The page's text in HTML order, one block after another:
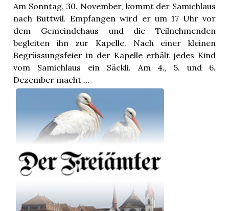
Am Sonntag, 30. November, kommt der Samichlaus
nach Buttwil. Empfangen wird er um 17 Uhr vor
dem Gemeindehaus und die Teilnehmenden
begleiten ihn zur Kapelle. Nach einer kleinen
Begrüssungsfeier in der Kapelle erhält jedes Kind
vom Samichlaus ein Säckli. Am 4., 5. und 6.
Dezember macht ...